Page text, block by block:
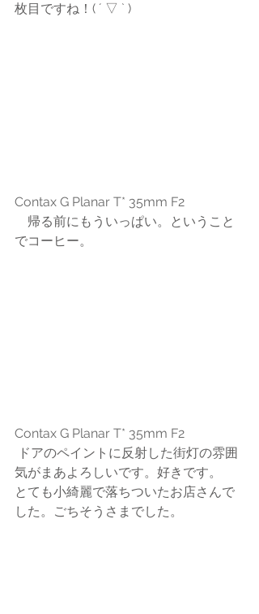
枚目ですね！( ´ ▽ ` )
Contax G Planar T* 35mm F2
帰る前にもういっぱい。ということ
でコーヒー。
Contax G Planar T* 35mm F2
気がまあよろしいです。好きです。
とても小綺麗で落ちついたお店さんで
した。ごちそうさまでした。